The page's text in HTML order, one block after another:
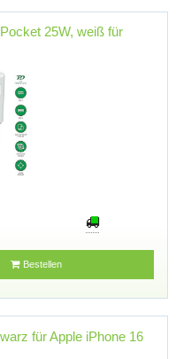
25W, weiß für
Bestellen
für Apple iPhone 16